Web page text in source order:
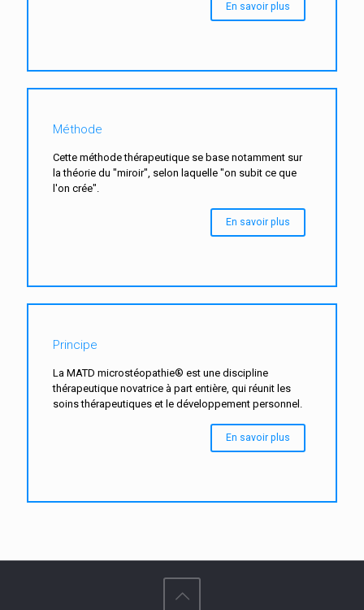
En savoir plus
Méthode
Cette méthode thérapeutique se base notamment sur
la théorie du "miroir", selon laquelle "on subit ce que
l'on crée".
En savoir plus
Principe
La MATD microstéopathie® est une discipline
thérapeutique novatrice à part entière, qui réunit les
soins thérapeutiques et le développement personnel.
En savoir plus